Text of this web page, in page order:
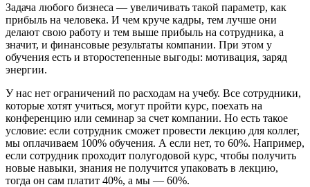
Задача любого бизнеса — увеличивать такой параметр, как
прибыль на человека. И чем круче кадры, тем лучше они
делают свою работу и тем выше прибыль на сотрудника, а
значит, и финансовые результаты компании. При этом у
обучения есть и второстепенные выгоды: мотивация, заряд
энергии.
У нас нет ограничений по расходам на учебу. Все сотрудники,
которые хотят учиться, могут пройти курс, поехать на
конференцию или семинар за счет компании. Но есть такое
условие: если сотрудник сможет провести лекцию для коллег,
мы оплачиваем 100% обучения. А если нет, то 60%. Например,
если сотрудник проходит полугодовой курс, чтобы получить
новые навыки, знания не получится упаковать в лекцию,
тогда он сам платит 40%, а мы — 60%.